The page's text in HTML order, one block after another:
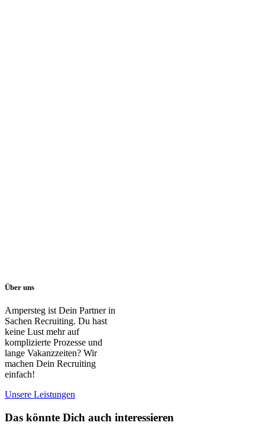
Über uns
Ampersteg ist Dein Partner in
Sachen Recruiting. Du hast
keine Lust mehr auf
komplizierte Prozesse und
lange Vakanzzeiten? Wir
machen Dein Recruiting
einfach!
Unsere Leistungen
Das könnte Dich auch interessieren